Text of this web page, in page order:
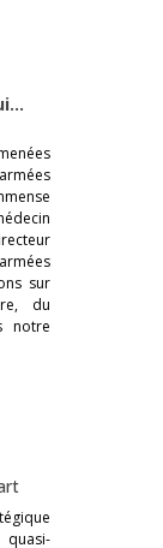
sur
du
notre